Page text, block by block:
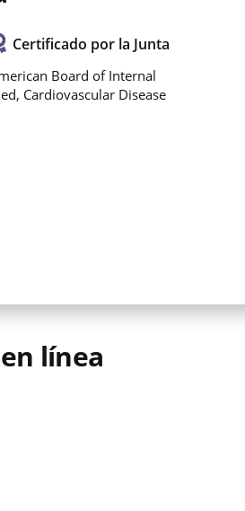
Certificado por la Junta
Board of Internal
Cardiovascular Disease
línea